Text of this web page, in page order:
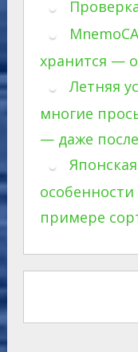
хранится —
Летняя
многие
— даже
примере